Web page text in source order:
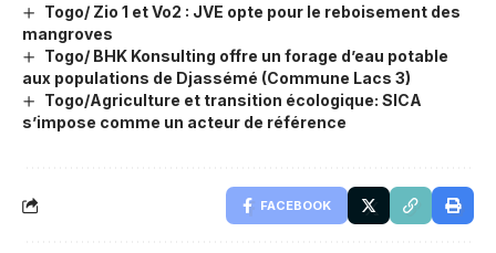
Togo/ Zio 1 et Vo2 : JVE opte pour le reboisement des
mangroves
Togo/ BHK Konsulting offre un forage d’eau potable
aux populations de Djassémé (Commune Lacs 3)
Togo/Agriculture et transition écologique: SICA
s’impose comme un acteur de référence
FACEBOOK